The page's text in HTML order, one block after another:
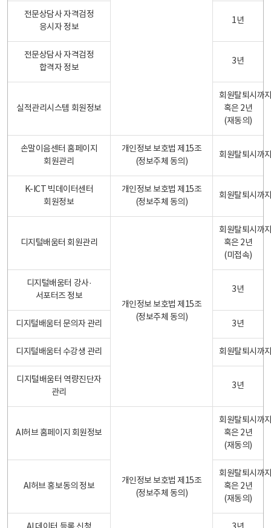
전문상담사 자격검정
응시자 정보
1년
전문상담사 자격검정
합격자 정보
3년
실적관리시스템 회원정보
회원탈퇴시까
혹은 2년
(재동의)
손말이음센터 홈페이지
회원관리
개인정보 보호법 제15조
(정보주체 동의)
회원탈퇴시까
K-ICT 빅데이터센터
회원정보
개인정보 보호법 제15조
(정보주체 동의)
회원탈퇴시까
디지털배움터 회원관리
개인정보 보호법 제15조
(정보주체 동의)
회원탈퇴시까
혹은 2년
(미접속)
디지털배움터 강사·
서포터즈 정보
3년
디지털배움터 문의자 관리 3년
디지털배움터 수강생 관리 회원탈퇴시까
디지털배움터 역량진단자
관리
3년
AI허브 홈페이지 회원정보
개인정보 보호법 제15조
(정보주체 동의)
회원탈퇴시까
혹은 2년
(재동의)
AI허브 홍보동의 정보
회원탈퇴시까
혹은 2년
(재동의)